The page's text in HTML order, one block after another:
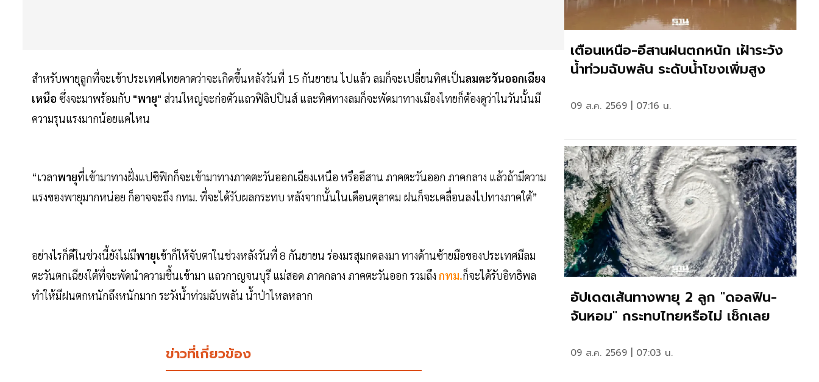
สำหรับพายุลูกที่จะเข้าประเทศไทยคาดว่าจะเกิดขึ้นหลังวันที่ 15 กันยายน ไปแล้ว ลมก็จะเปลี่ยนทิศเป็นลมตะวันออกเฉียง
เหนือ ซึ่งจะมาพร้อมกับ "พายุ" ส่วนใหญ่จะก่อตัวแถวฟิลิปปินส์ และทิศทางลมก็จะพัดมาทางเมืองไทยก็ต้องดูว่าในวันนั้นมี
ความรุนแรงมากน้อยแค่ไหน
“เวลาพายุที่เข้ามาทางฝั่งแปซิฟิกก็จะเข้ามาทางภาคตะวันออกเฉียงเหนือ หรืออีสาน ภาคตะวันออก ภาคกลาง แล้วถ้ามีความ
แรงของพายุมากหน่อย ก็อาจจะถึง กทม. ที่จะได้รับผลกระทบ หลังจากนั้นในเดือนตุลาคม ฝนก็จะเคลื่อนลงไปทางภาคใต้”
อย่างไรก็ดีในช่วงนี้ยังไม่มีพายุเข้าก็ให้จับตาในช่วงหลังวันที่ 8 กันยายน ร่องมรสุมกดลงมา ทางด้านซ้ายมือของประเทศมีลม
ตะวันตกเฉียงใต้ที่จะพัดนำความชื้นเข้ามา แถวกาญจนบุรี แม่สอด ภาคกลาง ภาคตะวันออก รวมถึง กทม.ก็จะได้รับอิทธิพล
ทำให้มีฝนตกหนักถึงหนักมาก ระวังน้ำท่วมฉับพลัน น้ำป่าไหลหลาก
ข่าวที่เกี่ยวข้อง
เตือนเหนือ-อีสานฝนตกหนัก เฝ้าระวัง
น้ำท่วมฉับพลัน ระดับน้ำโขงเพิ่มสูง
09 ส.ค. 2569 | 07:16 น.
อัปเดตเส้นทางพายุ 2 ลูก "ดอลฟิน-
จันหอม" กระทบไทยหรือไม่ เช็กเลย
09 ส.ค. 2569 | 07:03 น.